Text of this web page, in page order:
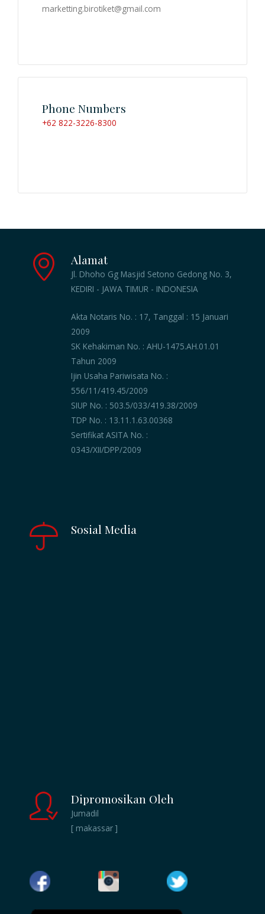
marketting.birotiket@gmail.com
Phone Numbers
+62 822-3226-8300
Alamat
Jl. Dhoho Gg Masjid Setono Gedong No. 3,
KEDIRI - JAWA TIMUR - INDONESIA
Akta Notaris No. : 17, Tanggal : 15 Januari
2009
SK Kehakiman No. : AHU-1475.AH.01.01
Tahun 2009
Ijin Usaha Pariwisata No. :
556/11/419.45/2009
SIUP No. : 503.5/033/419.38/2009
TDP No. : 13.11.1.63.00368
Sertifikat ASITA No. :
0343/XII/DPP/2009
Sosial Media
Dipromosikan Oleh
Jumadil
[ makassar ]